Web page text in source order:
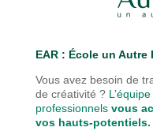
EAR : École un Autre
Vous avez besoin de
de créativité ?
professionnels vous
vos hauts-potentiels.